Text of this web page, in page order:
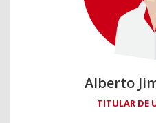
Alberto
TITULAR DE